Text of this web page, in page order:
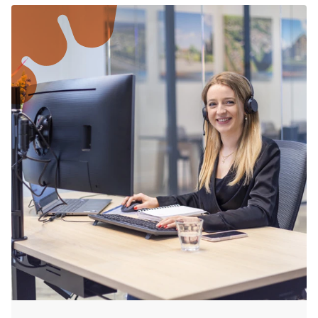
- Mecklenburg-Vorpommern: vom 13.07.2026
bis zum 22.08.2026
- Niedersachsen: vom 02.07.2026 bis zum
12.08.2026
- Nordrhein-Westfalen: vom 20.07.2026 bis zum
01.09.2026
- Rheinland-Pfalz: vom 29.06.2026 bis zum
07.08.2026
- Saarland: vom 29.06.2026 bis zum
07.08.2026
- Sachsen: vom 04.07.2026 bis zum 14.08.2026
- Sachsen-Anhalt: vom 04.07.2026 bis zum
14.08.2026
- Schleswig-Holstein: vom 04.07.2026 bis zum
15.08.2026
ratsam, Ihren Sommerurlaub in Brouwershaven
rechtzeitig zu buchen.